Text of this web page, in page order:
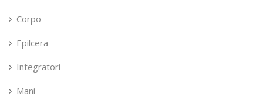
Corpo
Epilcera
Integratori
Mani